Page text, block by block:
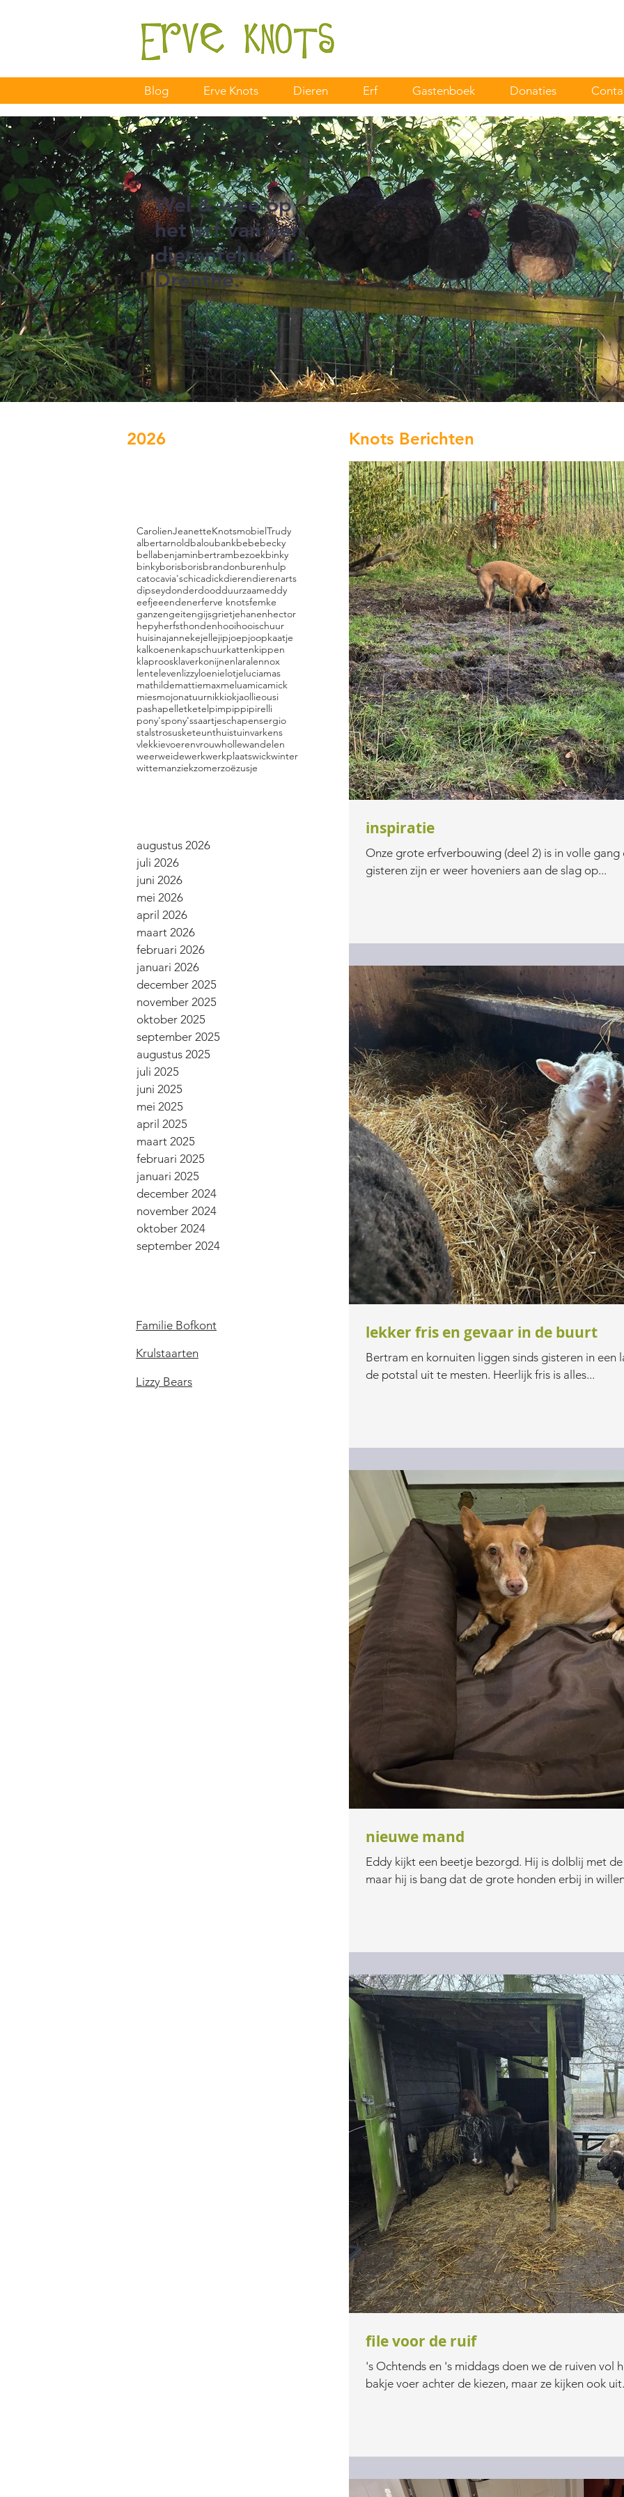
Blog Erve Knots Dieren Erf Gastenboek Donaties
Wel & wee op
het erf van een
dierentehuis in
Drenthe.
2026
CarolienJeanetteKnotsmobielTrudy
albertarnoldbaloubankbebebecky
bellabenjaminbertrambezoekbinky
binkyborisborisbrandonburenhulp
catocavia'schicadickdierendierenarts
dipseydonderdoodduurzaameddy
eefjeeendenerferve knotsfemke
ganzengeitengijsgrietjehanenhector
hepyherfsthondenhooihooischuur
huisinajannekejellejipjoepjoopkaatje
kalkoenenkapschuurkattenkippen
klaproosklaverkonijnenlaralennox
lentelevenlizzyloenielotjeluciamas
mathildemattiemaxmeluamicamick
miesmojonatuurnikkiokjaollieousi
pashapelletketelpimpippipirelli
pony'spony'ssaartjeschapensergio
stalstrosusketeunthuistuinvarkens
vlekkievoerenvrouwhollewandelen
weerweidewerkwerkplaatswickwinter
wittemanziekzomerzoëzusje
augustus 2026
juli 2026
juni 2026
mei 2026
april 2026
maart 2026
februari 2026
januari 2026
december 2025
november 2025
oktober 2025
september 2025
augustus 2025
juli 2025
juni 2025
mei 2025
april 2025
maart 2025
februari 2025
januari 2025
december 2024
november 2024
oktober 2024
september 2024
Familie Bofkont
Krulstaarten
Lizzy Bears
Knots Berichten
inspiratie
Onze grote erfverbouwing (deel 2) is in volle gang
gisteren zijn er weer hoveniers aan de slag op...
lekker fris en gevaar in de buurt
Bertram en kornuiten liggen sinds gisteren in een
de potstal uit te mesten. Heerlijk fris is alles...
nieuwe mand
Eddy kijkt een beetje bezorgd. Hij is dolblij met
maar hij is bang dat de grote honden erbij in
file voor de ruif
's Ochtends en 's middags doen we de ruiven vol
bakje voer achter de kiezen, maar ze kijken ook